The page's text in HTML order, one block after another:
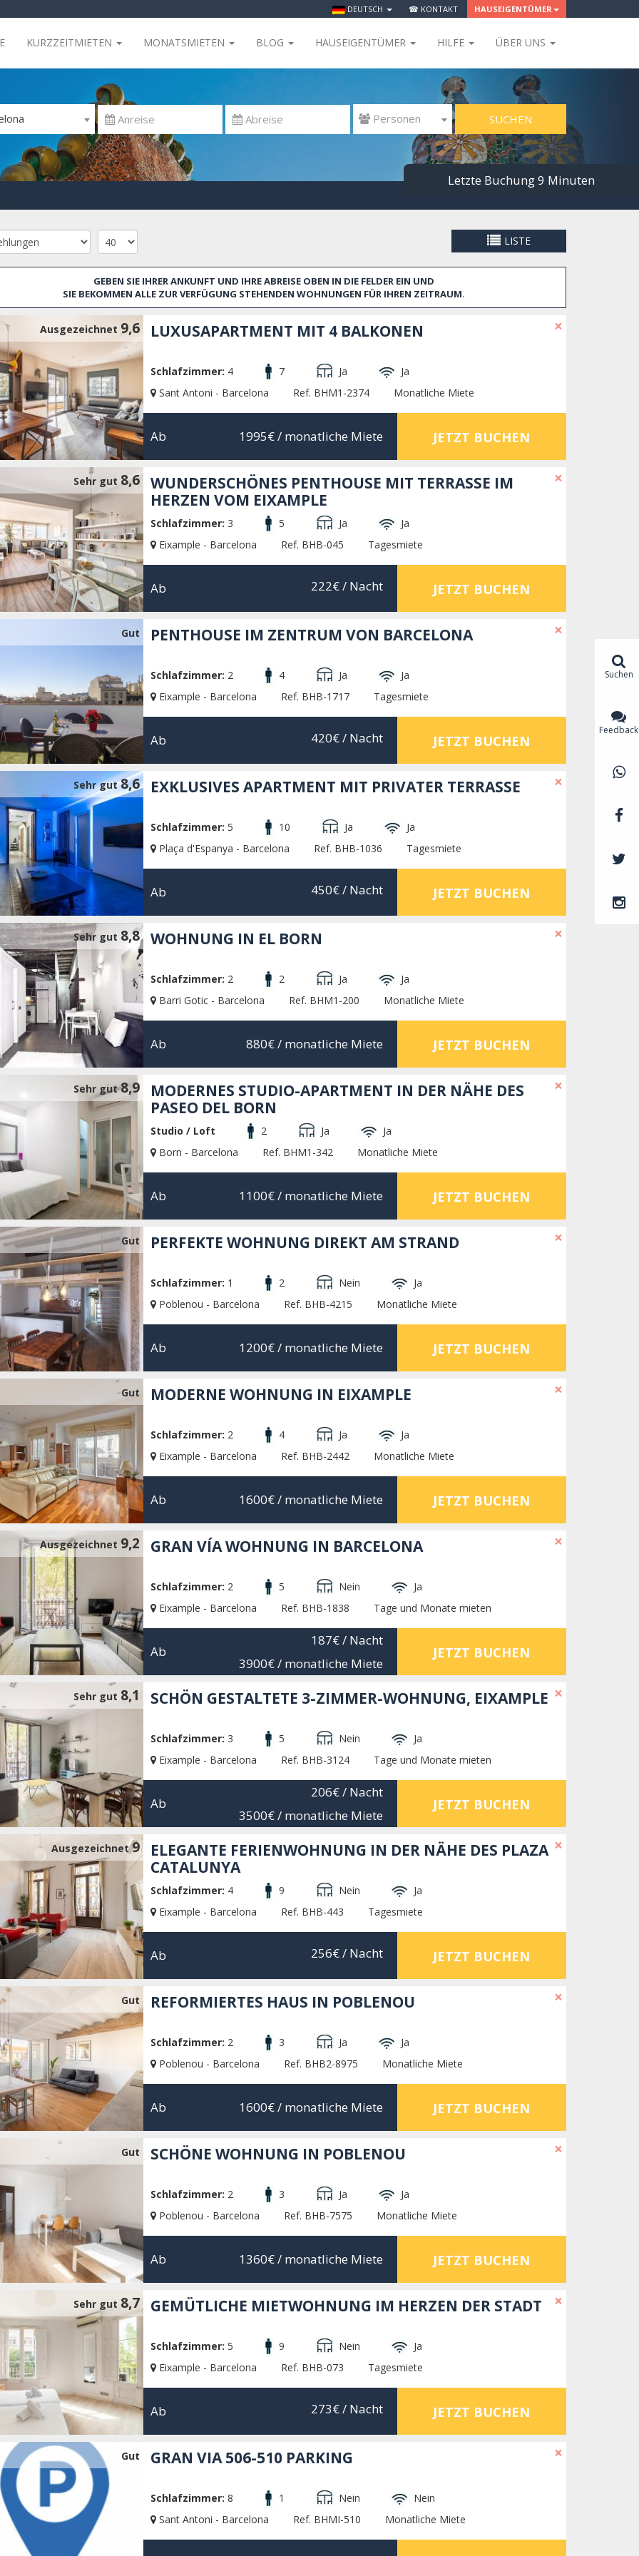
DEUTSCH ☎ KONTAKT HAUSEIGENTÜMER
KURZZEITMIETEN MONATSMIETEN BLOG HAUSEIGENTÜMER HILFE ÜBER UNS
 Personen SUCHEN
LISTE
GEBEN SIE IHRER ANKUNFT UND IHRE ABREISE OBEN IN DIE FELDER EIN UND
SIE BEKOMMEN ALLE ZUR VERFÜGUNG STEHENDEN WOHNUNGEN FÜR IHREN ZEITRAUM.
Ausgezeichnet 9,6 ×
LUXUSAPARTMENT MIT 4 BALKONEN
Schlafzimmer: 4 7 Ja
Ja
Sant Antoni - Barcelona
Ref. BHM1-2374 Monatliche Miete
Ab 1995€/ monatliche Miete JETZT BUCHEN
Sehr gut 8,6 ×
WUNDERSCHÖNES PENTHOUSE MIT TERRASSE IM
HERZEN VOM EIXAMPLE
Schlafzimmer: 3 5 Ja
Ja
Eixample - Barcelona
Ref. BHB-045 Tagesmiete
Ab 222€/ Nacht JETZT BUCHEN
Gut ×
PENTHOUSE IM ZENTRUM VON BARCELONA
Schlafzimmer: 2 4 Ja
Ja
Eixample - Barcelona
Ref. BHB-1717 Tagesmiete
Ab 420€/ Nacht JETZT BUCHEN
Sehr gut8,6 ×
EXKLUSIVES APARTMENT MIT PRIVATER TERRASSE
Schlafzimmer: 5 10 Ja
Ja
Plaça d'Espanya - Barcelona
Ref. BHB-1036 Tagesmiete
Ab 450€/ Nacht JETZT BUCHEN
Sehr gut 8,8 ×
WOHNUNG IN EL BORN
Schlafzimmer: 2 2 Ja
Ja
Barri Gotic - Barcelona
Ref. BHM1-200 Monatliche Miete
Ab 880€/ monatliche Miete JETZT BUCHEN
Sehr gut8,9 ×
MODERNES STUDIO-APARTMENT IN DER NÄHE DES
PASEO DEL BORN
Studio / Loft 2 Ja
Ja
Born - Barcelona
Ref. BHM1-342 Monatliche Miete
Ab 1100€/ monatliche Miete JETZT BUCHEN
Gut ×
PERFEKTE WOHNUNG DIREKT AM STRAND
Schlafzimmer: 1 2 Nein
Ja
Poblenou - Barcelona
Ref. BHB-4215 Monatliche Miete
Ab 1200€/ monatliche Miete JETZT BUCHEN
Gut ×
MODERNE WOHNUNG IN EIXAMPLE
Schlafzimmer: 2 4 Ja
Ja
Eixample - Barcelona
Ref. BHB-2442 Monatliche Miete
Ab 1600€/ monatliche Miete JETZT BUCHEN
Ausgezeichnet 9,2 ×
GRAN VÍA WOHNUNG IN BARCELONA
Schlafzimmer: 2 5 Nein
Ja
Eixample - Barcelona
Ref. BHB-1838 Tage und Monate mieten
Ab
187€/ Nacht
3900€/ monatliche Miete
JETZT BUCHEN
Sehr gut 8,1 ×
SCHÖN GESTALTETE 3-ZIMMER-WOHNUNG, EIXAMPLE
Schlafzimmer: 3 5 Nein
Ja
Eixample - Barcelona
Ref. BHB-3124 Tage und Monate mieten
Ab
206€/ Nacht
3500€/ monatliche Miete
JETZT BUCHEN
Ausgezeichnet9 ×
ELEGANTE FERIENWOHNUNG IN DER NÄHE DES PLAZA
CATALUNYA
Schlafzimmer: 4 9 Nein
Ja
Eixample - Barcelona
Ref. BHB-443 Tagesmiete
Ab 256€/ Nacht JETZT BUCHEN
Gut ×
REFORMIERTES HAUS IN POBLENOU
Schlafzimmer: 2 3 Ja
Ja
Poblenou - Barcelona
Ref. BHB2-8975 Monatliche Miete
Ab 1600€/ monatliche Miete JETZT BUCHEN
Gut ×
SCHÖNE WOHNUNG IN POBLENOU
Schlafzimmer: 2 3 Ja
Ja
Poblenou - Barcelona
Ref. BHB-7575 Monatliche Miete
Ab 1360€/ monatliche Miete JETZT BUCHEN
Sehr gut 8,7 ×
GEMÜTLICHE MIETWOHNUNG IM HERZEN DER STADT
Schlafzimmer: 5 9 Nein
Ja
Eixample - Barcelona
Ref. BHB-073 Tagesmiete
Ab 273€/ Nacht JETZT BUCHEN
Gut ×
GRAN VIA 506-510 PARKING
Schlafzimmer: 8 1 Nein
Nein
Sant Antoni - Barcelona
Ref. BHMI-510 Monatliche Miete
Suchen
Feedback